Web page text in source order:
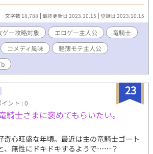
とにした。 暇な時間で女の子たちを落とし
、親友のために美少女ヒロイン・ユーリィ
してやることにした。暇だから。 でも、な
したいらしい?? ただ、オレは全年齢の誇
ンは断固拒否だ。 暇で暇でしかたない竜騎
系脱力BLコメディ。
文字数 18,788 最終更新日 2023.10.15 登録日 2023.10.15
ゲー攻略対象 エロゲー主人公
竜騎士
コメディ風味
軽薄モテ主人公
23
ント : 0
騎士さまに褒めてもらいたい。
奇心旺盛な年頃。最近は主の竜騎士ゴート
、無性にドキドキするようで……？